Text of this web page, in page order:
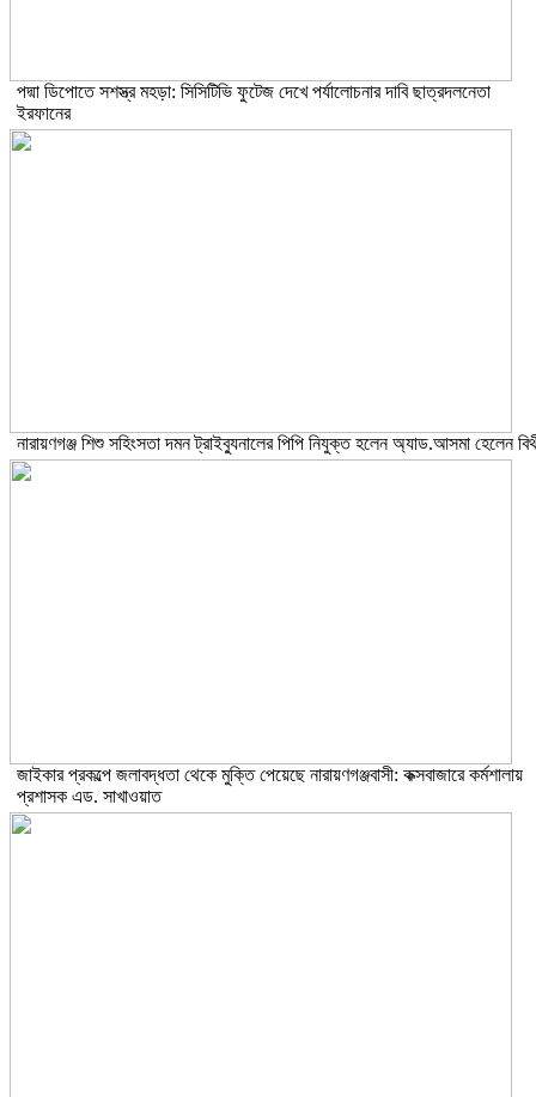
পদ্মা ডিপোতে সশস্ত্র মহড়া: সিসিটিভি ফুটেজ দেখে পর্যালোচনার দাবি ছাত্রদলনেতা
ইরফানের
নারায়ণগঞ্জ শিশু সহিংসতা দমন ট্রাইব্যুনালের পিপি নিযুক্ত হলেন অ্যাড.আসমা হেলেন
জাইকার প্রকল্পে জলাবদ্ধতা থেকে মুক্তি পেয়েছে নারায়ণগঞ্জবাসী: কক্সবাজারে কর্মশালায়
প্রশাসক এড. সাখাওয়াত